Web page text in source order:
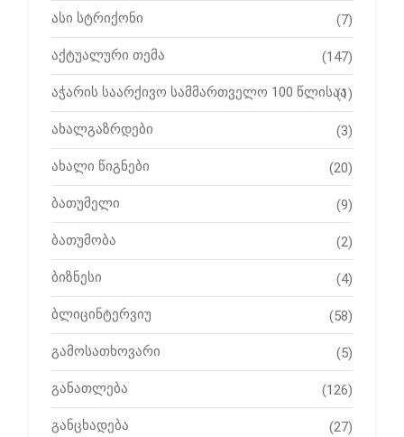
ასი სტრიქონი (7)
აქტუალური თემა (147)
აჭარის საარქივო სამმართველო 100 წლისაა
(1)
ახალგაზრდები (3)
ახალი წიგნები (20)
ბათუმელი (9)
ბათუმობა (2)
ბიზნესი (4)
ბლიცინტერვიუ (58)
გამოსათხოვარი (5)
განათლება (126)
განცხადება (27)